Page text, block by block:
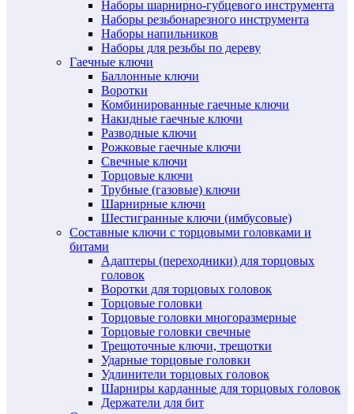
Наборы шарнирно-губцевого инструмента
Наборы резьбонарезного инструмента
Наборы напильников
Наборы для резьбы по дереву
Гаечные ключи
Баллонные ключи
Воротки
Комбинированные гаечные ключи
Накидные гаечные ключи
Разводные ключи
Рожковые гаечные ключи
Свечные ключи
Торцовые ключи
Трубные (газовые) ключи
Шарнирные ключи
Шестигранные ключи (имбусовые)
Составные ключи с торцовыми головками и
битами
Адаптеры (переходники) для торцовых
головок
Воротки для торцовых головок
Торцовые головки
Торцовые головки многоразмерные
Торцовые головки свечные
Трещоточные ключи, трещотки
Ударные торцовые головки
Удлинители торцовых головок
Шарниры карданные для торцовых головок
Держатели для бит